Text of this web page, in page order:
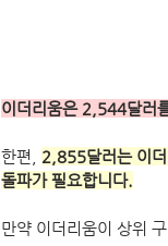
이더리움은 2,544달러
한편, 2,855달러는 이
돌파가 필요합니다.
만약 이더리움이 상위